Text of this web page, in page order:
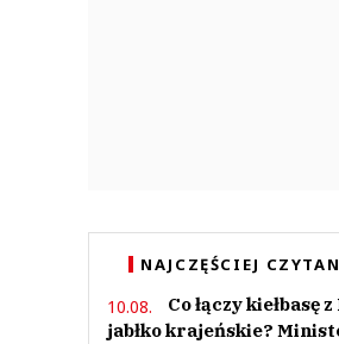
NAJCZĘŚCIEJ
10.08.
Co łączy kiełbasę
jabłko krajeńskie?